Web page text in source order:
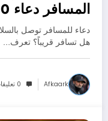
المسافر دعاء 100 دعاء مكتوب
هل تسافر قريباً؟ تعرف…
Afkaark 0 تعليقات